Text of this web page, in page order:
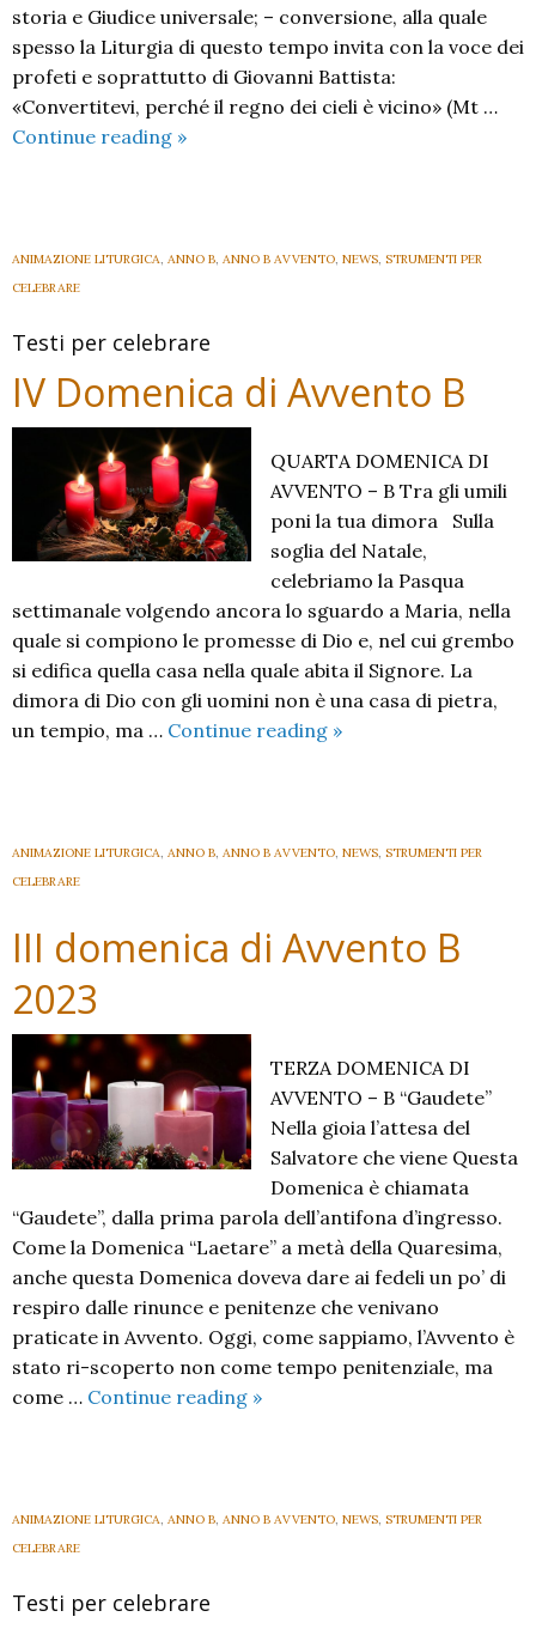
storia e Giudice universale; – conversione, alla quale
spesso la Liturgia di questo tempo invita con la voce dei
profeti e soprattutto di Giovanni Battista:
«Convertitevi, perché il regno dei cieli è vicino» (Mt …
Continue reading Avvento
generali
»
ANIMAZIONE LITURGICA, ANNO B, ANNO B AVVENTO, NEWS, STRUMENTI PER
CELEBRARE
Testi per celebrare
IV Domenica di Avvento B
QUARTA DOMENICA DI
AVVENTO – B Tra gli umili
poni la tua dimora Sulla
soglia del Natale,
celebriamo la Pasqua
settimanale volgendo ancora lo sguardo a Maria, nella
quale si compiono le promesse di Dio e, nel cui grembo
si edifica quella casa nella quale abita il Signore. La
dimora di Dio con gli uomini non è una casa di pietra,
un tempio, ma … Continue reading IV
B
»
ANIMAZIONE LITURGICA, ANNO B, ANNO B AVVENTO, NEWS, STRUMENTI PER
CELEBRARE
III domenica di Avvento B
2023
TERZA DOMENICA DI
AVVENTO – B “Gaudete”
Nella gioia l’attesa del
Salvatore che viene Questa
Domenica è chiamata
“Gaudete”, dalla prima parola dell’antifona d’ingresso.
Come la Domenica “Laetare” a metà della Quaresima,
anche questa Domenica doveva dare ai fedeli un po’ di
respiro dalle rinunce e penitenze che venivano
praticate in Avvento. Oggi, come sappiamo, l’Avvento è
stato ri-scoperto non come tempo penitenziale, ma
come … Continue reading III
B
»
ANIMAZIONE LITURGICA, ANNO B, ANNO B AVVENTO, NEWS, STRUMENTI PER
CELEBRARE
Testi per celebrare